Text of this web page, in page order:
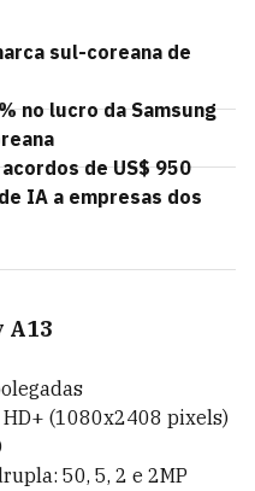
sul-coreana de
no lucro da Samsung
de US$ 950
IA a empresas dos
A13
(1080x2408 pixels)
50, 5, 2 e 2MP